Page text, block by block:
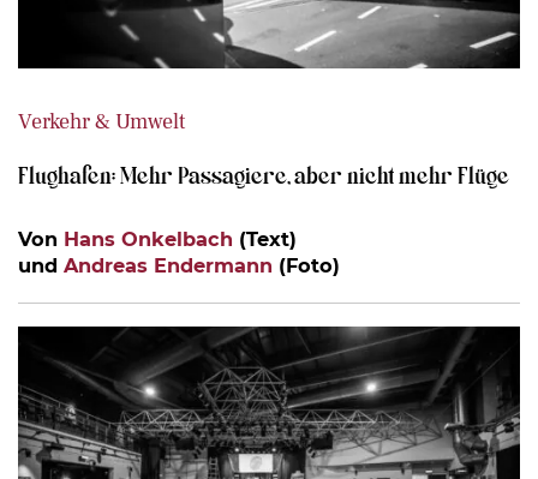
Verkehr & Umwelt
Flughafen: Mehr Passagiere, aber nicht mehr Flüge
Von Hans Onkelbach (Text)
und Andreas Endermann (Foto)